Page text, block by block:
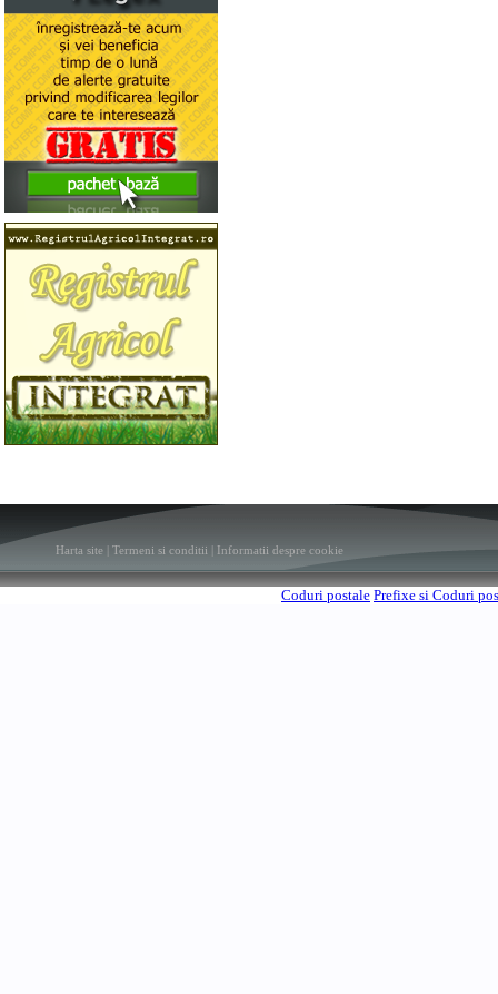
Harta site | Termeni si conditii | Informatii despre cookie
Coduri postale Prefixe si Coduri